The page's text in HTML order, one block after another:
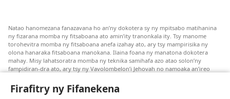
Firafitry ny Fifanekena
Natao hanomezana fanazavana ho an’ny dokotera sy ny mpitsabo matihanina
ny fizarana momba ny fitsaboana ato amin’ity tranonkala ity. Tsy manome
torohevitra momba ny fitsaboana anefa izahay ato, ary tsy mampirisika ny
olona hanaraka fitsaboana manokana. Ilaina foana ny manatona dokotera
mahay. Misy lahatsoratra momba ny teknika samihafa azo atao solon’ny
fampidiran-dra ato, ary tsy ny Vavolombelon’i Jehovah no namoaka an’ireo
fanazavana nivoaka farany. Andraikiny ny miara-midinika amin’ny marary hoe
inona avy ny fitsaboana azo atao. Adidiny koa ny manampy ny marary hanao